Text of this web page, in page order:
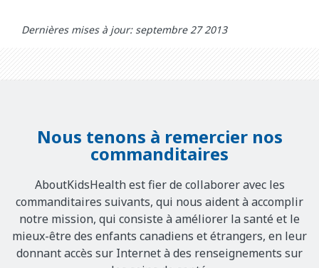
Dernières mises à jour: septembre 27 2013
Nous tenons à remercier nos
commanditaires
AboutKidsHealth est fier de collaborer avec les
commanditaires suivants, qui nous aident à accomplir
notre mission, qui consiste à améliorer la santé et le
mieux-être des enfants canadiens et étrangers, en leur
donnant accès sur Internet à des renseignements sur